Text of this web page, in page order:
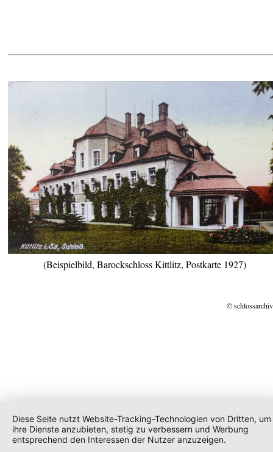
(Beispielbild, Barockschloss Kittlitz, Postkarte 1927)
©
Diese Seite nutzt Website-Tracking-Technologien von Dritten, um
ihre Dienste anzubieten, stetig zu verbessern und Werbung
entsprechend den Interessen der Nutzer anzuzeigen.